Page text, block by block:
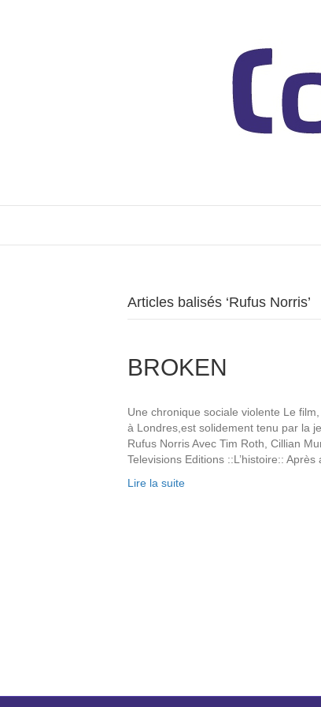
Articles balisés ‘Rufus Norris’
BROKEN
Une chronique sociale violente Le
à Londres,est solidement tenu par la
Rufus Norris Avec Tim Roth, Cillian
Televisions Editions ::L’histoire:: Après
Lire la suite